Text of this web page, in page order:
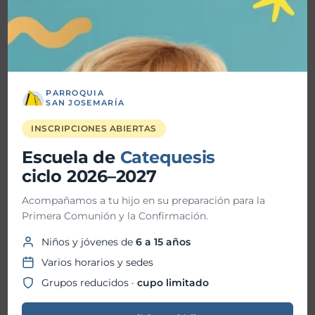
27
SEP
Trascien-D: Preparándonos
para lo inesperado
27-09-2025 @ 10:30 AM - 27-09-2025 @ 11:30
Parroquia San Josemaría
PARROQUIA
SAN JOSEMARÍA
INSCRIPCIONES ABIERTAS
Escuela de Catequesis
ciclo 2026–2027
Acompañamos a tu hijo en su preparación para la
Primera Comunión y la Confirmación.
Niños y jóvenes de6 a 15 años
Varios horarios y sedes
Grupos reducidos ·cupo limitado